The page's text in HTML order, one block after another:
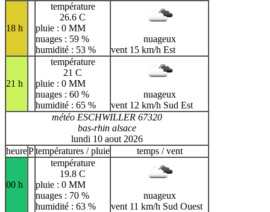
18 h
température
26.6 C
pluie : 0 MM
nuages : 59 %
humidité : 53 %
nuageux
vent 15 km/h Est
21 h
température
21 C
pluie : 0 MM
nuages : 60 %
humidité : 65 %
nuageux
vent 12 km/h Sud Est
météo ESCHWILLER 67320
bas-rhin alsace
lundi 10 aout 2026
heurePtempératures / pluie temps / vent
00 h
température
19.8 C
pluie : 0 MM
nuages : 70 %
humidité : 63 %
nuageux
vent 11 km/h Sud Ouest